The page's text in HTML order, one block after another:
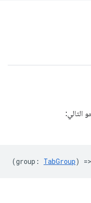
التالي:
(group : TabGroup) =>